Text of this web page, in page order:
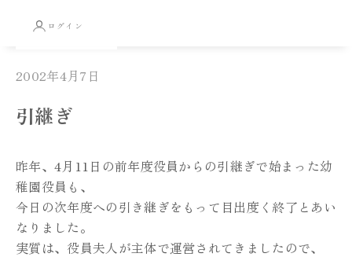
ログイン
2002年4月7日
引継ぎ
昨年、4月11日の前年度役員からの引継ぎで始まった幼
稚園役員も、
今日の次年度への引き継ぎをもって目出度く終了とあい
なりました。
実質は、役員夫人が主体で運営されてきましたので、